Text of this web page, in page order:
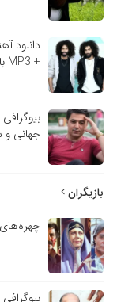
دانلود
+ MP3 با کیفیت بالا)
جهانی و
بازیگران